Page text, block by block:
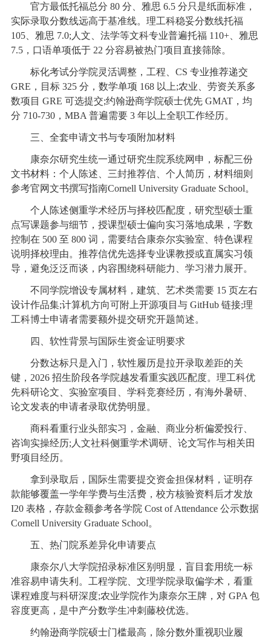
官方最低托福总分 80 分、雅思 6.5 分只是纸面标准，
实际录取分数线远高于基准线。理工科稳妥分数线托福
105、雅思 7.0;人文、法学等文科专业普遍托福 110+、雅思
7.5，口语单项低于 22 分容易被热门项目直接筛除。
标化考试分学院灵活调整，工程、CS 专业推荐递交
GRE，目标 325 分，数学单项 168 以上;农业、劳资关系多
数项目 GRE 可选提交;约翰逊商学院硕士优先 GMAT，均
分 710-730，MBA 普遍需要 3 年以上全职工作经历。
三、全套申请文书与专项附加材料
康奈尔研究生统一通过研究生院系统网申，标配三份
文书材料：个人陈述、三封推荐信、个人简历，材料细则
参考官网文书撰写指南Cornell University Graduate School。
个人陈述侧重学术经历与择校匹配度，研究型硕士重
点写课题参与细节，授课型硕士偏向实习落地成果，字数
控制在 500 至 800 词，需要结合康奈尔实验室、特色课程
说明择校理由。推荐信优先选择专业课教授或直属实习领
导，避免泛泛而谈，内容围绕科研能力、学习潜力展开。
不同学院增设专属材料，建筑、艺术类需要 15 页左右
设计作品集;计算机方向可附上开源项目与 GitHub 链接;理
工科博士申请者需要额外提交研究开题简述。
四、软性背景与国际生资金证明要求
分数达标只是入门，软性履历是拉开录取差距的关
键，2026 招生阶段各学院越发看重实践匹配度。理工科优
先科研论文、实验室项目、学科竞赛经历，有海外暑研、
论文发表的申请者录取优势明显。
商科看重行业头部实习，金融、商业分析偏爱投行、
咨询实操经历;人文社科侧重学术调研、论文写作与相关田
野项目经历。
拿到录取后，国际生需要提交资金担保材料，证明存
款能够覆盖一学年学费与生活费，校方核验资料后才发放
I20 表格，存款金额参考各学院 Cost of Attendance 公示数据
Cornell University Graduate School。
五、热门院系差异化申请要点
康奈尔八大学院招录标准区别明显，盲目套用统一标
准容易申请失利。工程学院、文理学院录取偏学术，看重
课程难度与科研深度;农业学院作为康奈尔王牌，对 GPA 包
容度更高，是中产分数学生冲刺藤校优选。
约翰逊商学院硕士门槛最高，除分数外重视职业履